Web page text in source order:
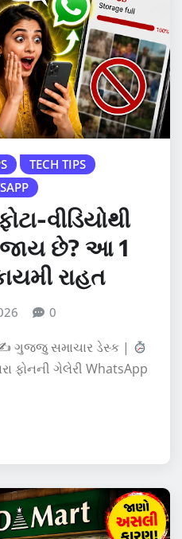
TECH TIPS
વીડિયોથી
જાય છે? આ 1
રાહત
0
ગુજ્જુ સમાચાર ડેસ્ક |
ફોનની ગેલેરી WhatsApp